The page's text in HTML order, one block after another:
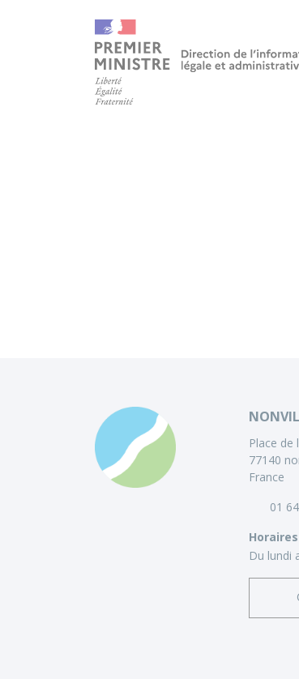
Place de
77140
France
01
Du lundi